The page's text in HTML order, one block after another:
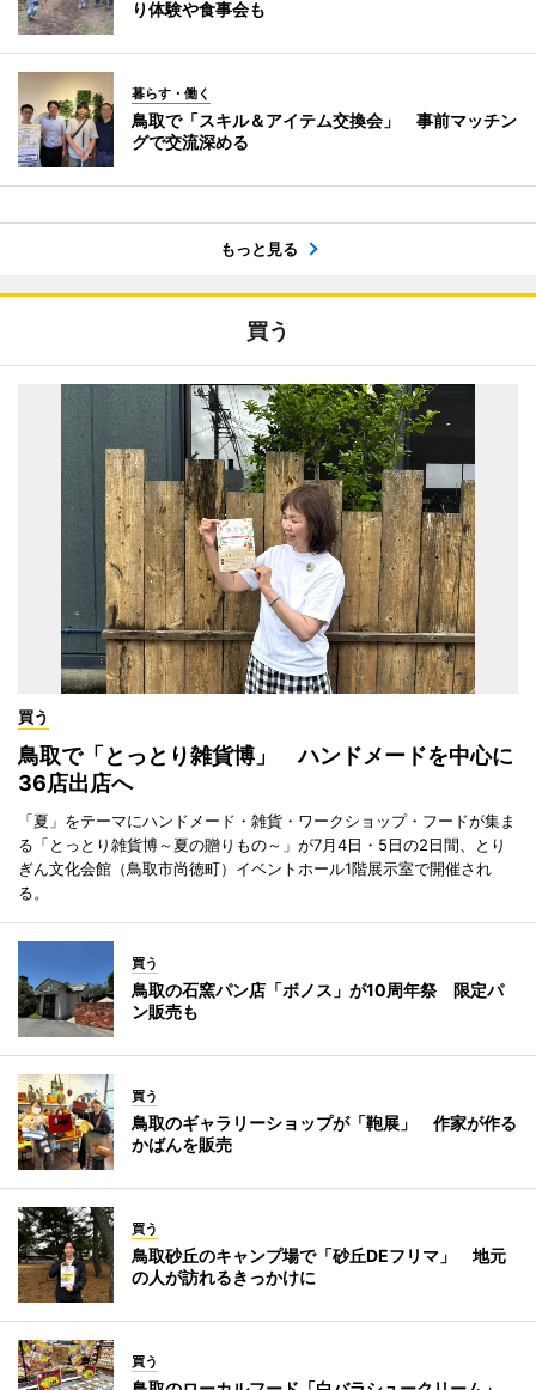
り体験や食事会も
暮らす・働く
鳥取で「スキル＆アイテム交換会」 事前マッチン
グで交流深める
もっと見る
買う
買う
鳥取で「とっとり雑貨博」 ハンドメードを中心に
36店出店へ
「夏」をテーマにハンドメード・雑貨・ワークショップ・フードが集ま
る「とっとり雑貨博～夏の贈りもの～」が7月4日・5日の2日間、とり
ぎん文化会館（鳥取市尚徳町）イベントホール1階展示室で開催され
る。
買う
鳥取の石窯パン店「ボノス」が10周年祭 限定パ
ン販売も
買う
鳥取のギャラリーショップが「鞄展」 作家が作る
かばんを販売
買う
鳥取砂丘のキャンプ場で「砂丘DEフリマ」 地元
の人が訪れるきっかけに
買う